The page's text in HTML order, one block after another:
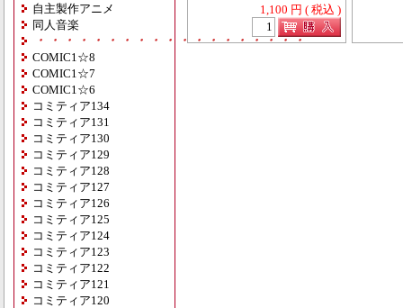
自主製作アニメ
同人音楽
・・・・・・・・・・・・・・・・・・・
COMIC1☆8
COMIC1☆7
COMIC1☆6
コミティア134
コミティア131
コミティア130
コミティア129
コミティア128
コミティア127
コミティア126
コミティア125
コミティア124
コミティア123
コミティア122
コミティア121
コミティア120
1,100 円 ( 税込 )